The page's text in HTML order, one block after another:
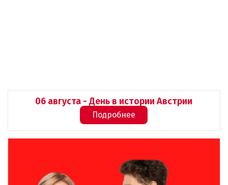
06 августа - День в истории Австрии
Подробнее